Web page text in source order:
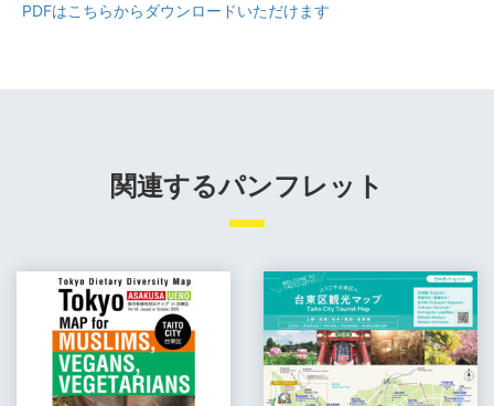
PDFはこちらからダウンロードいただけます
関連するパンフレット